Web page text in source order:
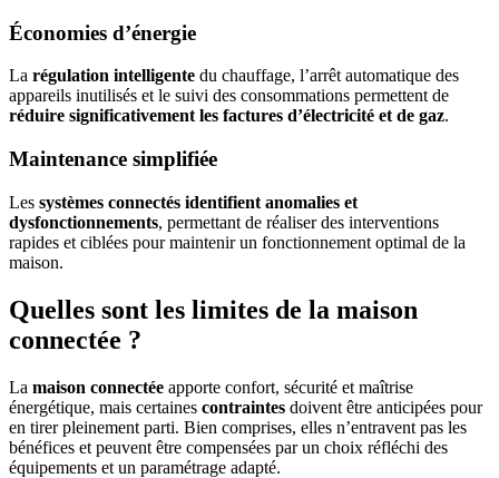
Économies d’énergie
La régulation intelligente du chauffage, l’arrêt automatique des
appareils inutilisés et le suivi des consommations permettent de
réduire significativement les factures d’électricité et de gaz.
Maintenance simplifiée
Les systèmes connectés identifient anomalies et
dysfonctionnements, permettant de réaliser des interventions
rapides et ciblées pour maintenir un fonctionnement optimal de la
maison.
Quelles sont les limites de la maison
connectée ?
La maison connectée apporte confort, sécurité et maîtrise
énergétique, mais certaines contraintes doivent être anticipées pour
en tirer pleinement parti. Bien comprises, elles n’entravent pas les
bénéfices et peuvent être compensées par un choix réfléchi des
équipements et un paramétrage adapté.